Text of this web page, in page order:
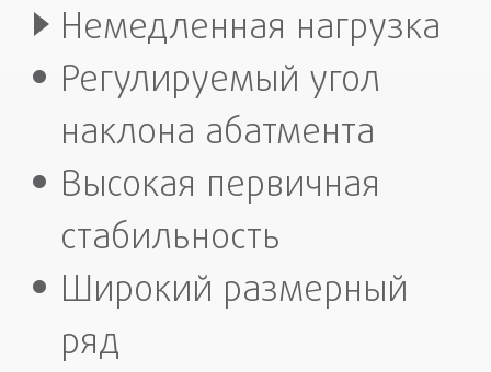
Немедленная нагрузка
Регулируемый угол
наклона абатмента
Высокая первичная
стабильность
Широкий размерный
ряд